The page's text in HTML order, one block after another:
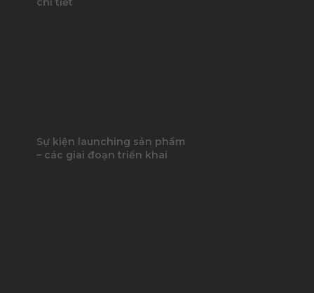
Sự kiện launching sản phẩm
– các giai đoạn triển khai